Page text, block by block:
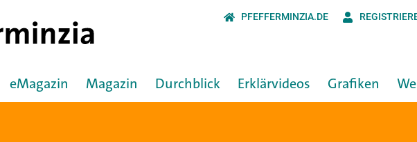
PFEFFERMINZIA.DE
eMagazin Magazin Durchblick Erklärvideos Grafiken